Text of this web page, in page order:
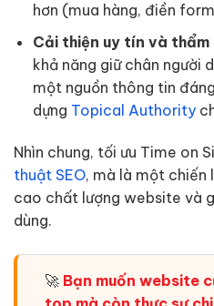
hơn (mua hàng, điền
Cải thiện uy tín và thẩm
khả năng giữ chân người
một nguồn thông tin
dựng Topical Authority
Nhìn chung, tối ưu Time on
thuật SEO, mà là một chiến
cao chất lượng website và
dùng.
🚀 Bạn muốn website